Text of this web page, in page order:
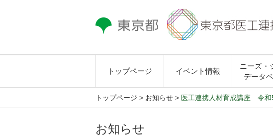
トップページ イベント情報
ニーズ・
データ
トップページ > お知らせ > 医工連携人材育成講座 令和
お知らせ